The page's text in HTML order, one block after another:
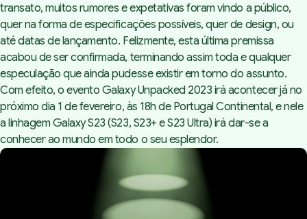
transato, muitos rumores e expetativas foram vindo a público,
quer na forma de especificações possíveis, quer de design, ou
até datas de lançamento. Felizmente, esta última premissa
acabou de ser confirmada, terminando assim toda e qualquer
especulação que ainda pudesse existir em torno do assunto.
Com efeito, o evento Galaxy Unpacked 2023 irá acontecer já no
próximo dia 1 de fevereiro, às 18h de Portugal Continental, e nele
a linhagem Galaxy S23 (S23, S23+ e S23 Ultra) irá dar-se a
conhecer ao mundo em todo o seu esplendor.